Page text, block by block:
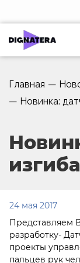
Главная —
— Новинка:
24 мая 2017
Представляем
разработку-
проекты
пальцев рук